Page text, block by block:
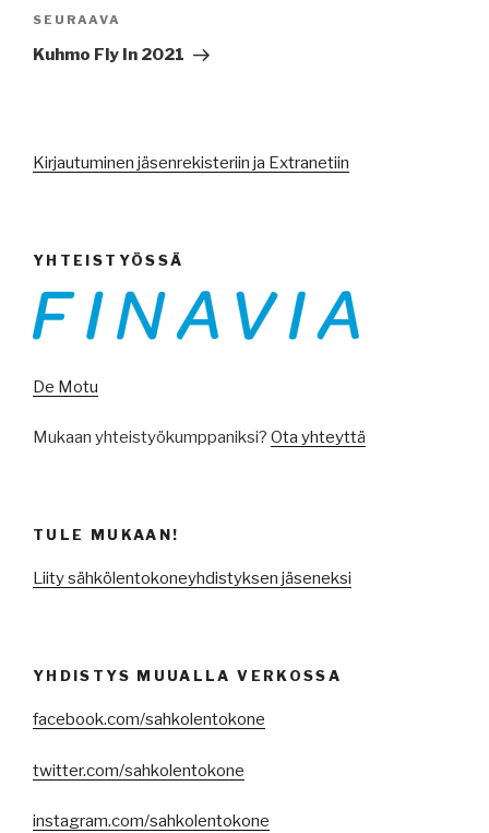
Seuraava
artikkeli
SEURAAVA
Kuhmo Fly In 2021
Kirjautuminen jäsenrekisteriin ja Extranetiin
YHTEISTYÖSSÄ
De Motu
Mukaan yhteistyökumppaniksi? Ota yhteyttä
TULE MUKAAN!
Liity sähkölentokoneyhdistyksen jäseneksi
YHDISTYS MUUALLA VERKOSSA
facebook.com/sahkolentokone
twitter.com/sahkolentokone
instagram.com/sahkolentokone